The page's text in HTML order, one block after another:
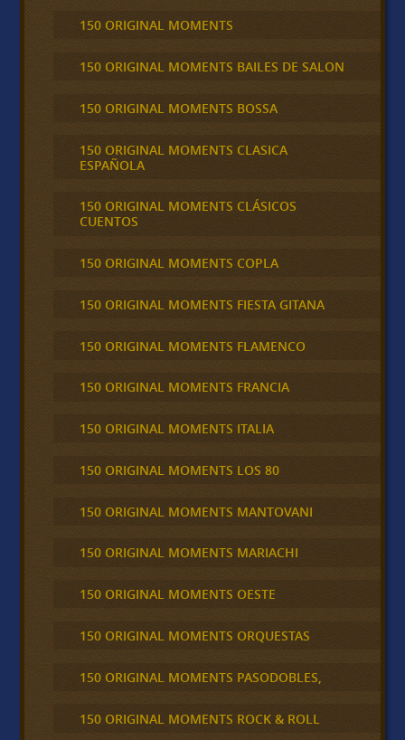
150 ORIGINAL MOMENTS
150 ORIGINAL MOMENTS BAILES DE SALON
150 ORIGINAL MOMENTS BOSSA
150 ORIGINAL MOMENTS CLASICA
ESPAÑOLA
150 ORIGINAL MOMENTS CLÁSICOS
CUENTOS
150 ORIGINAL MOMENTS COPLA
150 ORIGINAL MOMENTS FIESTA GITANA
150 ORIGINAL MOMENTS FLAMENCO
150 ORIGINAL MOMENTS FRANCIA
150 ORIGINAL MOMENTS ITALIA
150 ORIGINAL MOMENTS LOS 80
150 ORIGINAL MOMENTS MANTOVANI
150 ORIGINAL MOMENTS MARIACHI
150 ORIGINAL MOMENTS OESTE
150 ORIGINAL MOMENTS ORQUESTAS
150 ORIGINAL MOMENTS PASODOBLES,
150 ORIGINAL MOMENTS ROCK & ROLL